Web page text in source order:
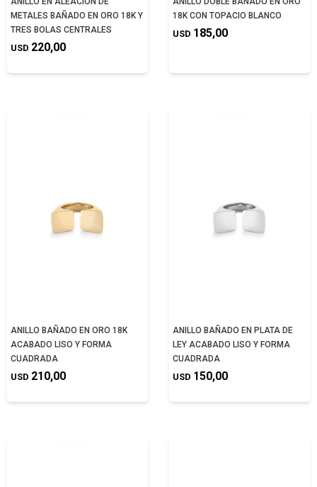
METALES BAÑADO EN ORO 18K Y
TRES BOLAS CENTRALES
USD 220,00
18K CON TOPACIO BLANCO
USD 185,00
ANILLO BAÑADO EN ORO 18K
ACABADO LISO Y FORMA
CUADRADA
USD 210,00
ANILLO BAÑADO EN PLATA DE
LEY ACABADO LISO Y FORMA
CUADRADA
USD 150,00